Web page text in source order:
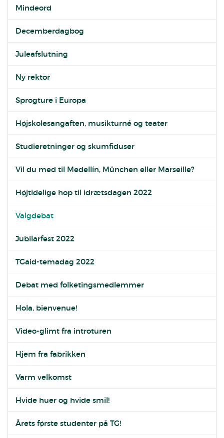
Mindeord
Decemberdagbog
Juleafslutning
Ny rektor
Sprogture i Europa
Højskolesangaften, musikturné og teater
Studieretninger og skumfiduser
Vil du med til Medellín, München eller Marseille?
Højtidelige hop til idrætsdagen 2022
Valgdebat
Jubilarfest 2022
TGaid-temadag 2022
Debat med folketingsmedlemmer
Hola, bienvenue!
Video-glimt fra introturen
Hjem fra fabrikken
Varm velkomst
Hvide huer og hvide smil!
Årets første studenter på TG!